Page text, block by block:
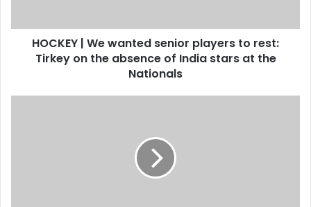
Tirkey
HOCKEY | We wanted senior players to rest:
Tirkey on the absence of India stars at the
Nationals